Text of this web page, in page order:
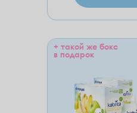
+ такой же бокс
в подарок